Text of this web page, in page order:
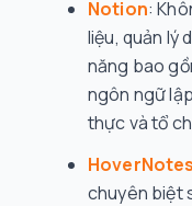
Notion:
liệu, quản lý
năng bao
ngôn ngữ
thực và tổ
HoverNotes
chuyên biệt